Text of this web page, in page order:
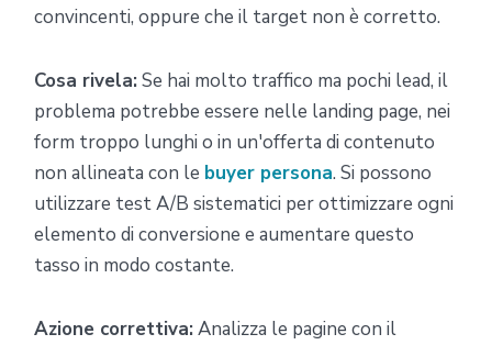
convincenti, oppure che il target non è corretto.
Cosa rivela:Se hai molto traffico ma pochi lead, il
problema potrebbe essere nelle landing page, nei
form troppo lunghi o in un'offerta di contenuto
non allineata con le buyer persona. Si possono
utilizzare test A/B sistematici per ottimizzare ogni
elemento di conversione e aumentare questo
tasso in modo costante.
Azione correttiva:Analizza le pagine con il